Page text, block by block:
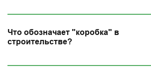
Что обозначает "коробка" в
строительстве?